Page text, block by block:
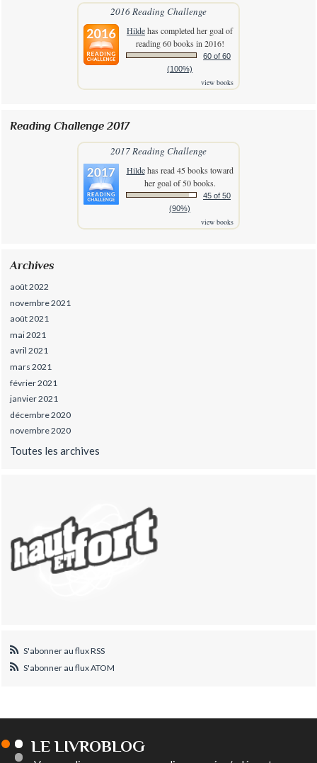
2016 Reading Challenge
Hildehas completed her goal of
reading 60 books in 2016!
60 of 60
(100%)
view books
Reading Challenge 2017
2017 Reading Challenge
Hildehas read 45 books toward
her goal of 50 books.
45 of 50
(90%)
view books
Archives
août 2022
novembre 2021
août 2021
mai 2021
avril 2021
mars 2021
février 2021
janvier 2021
décembre 2020
novembre 2020
Toutes les archives
S'abonner au flux RSS
S'abonner au flux ATOM
LE LIVROBLOG